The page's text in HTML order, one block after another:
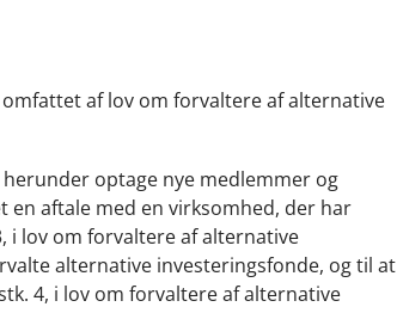
af lov om forvaltere af alternative
optage nye medlemmer og
aftale med en virksomhed, der har
i lov om forvaltere af alternative
alternative investeringsfonde, og til at
4, i lov om forvaltere af alternative